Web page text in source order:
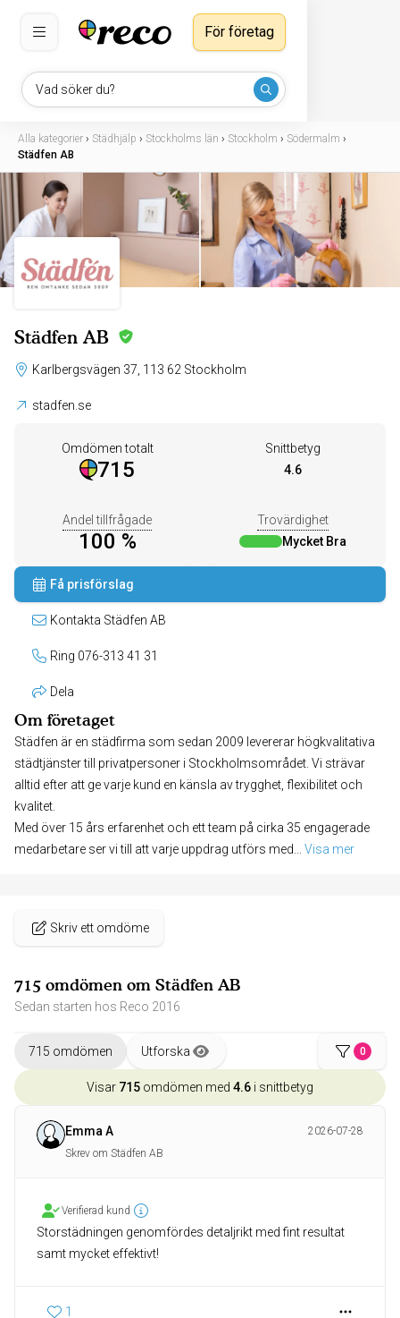
Vad söker du?
För företag
Alla kategorier › Städhjälp › Stockholms län › Stockholm › Södermalm ›
Städfen AB
Städfen AB
Karlbergsvägen 37, 113 62 Stockholm
stadfen.se
Omdömen totalt
715
Snittbetyg
4.6
Andel tillfrågade
100 %
Trovärdighet
Mycket Bra
Få prisförslag
Kontakta Städfen AB
Ring 076-313 41 31
Dela
Om företaget
Städfen är en städfirma som sedan 2009 levererar högkvalitativa
städtjänster till privatpersoner i Stockholmsområdet. Vi strävar
alltid efter att ge varje kund en känsla av trygghet, flexibilitet och
kvalitet.
Med över 15 års erfarenhet och ett team på cirka 35 engagerade
medarbetare ser vi till att varje uppdrag utförs med
Visa mer
Skriv ett omdöme
715 omdömen om Städfen AB
Sedan starten hos Reco 2016
715 omdömen Utforska 0
Visar 715 omdömen med 4.6 i snittbetyg
Emma A
2026-07-28
Skrev om Städfen AB
Verifierad kund
Storstädningen genomfördes detaljrikt med fint resultat
samt mycket effektivt!
1